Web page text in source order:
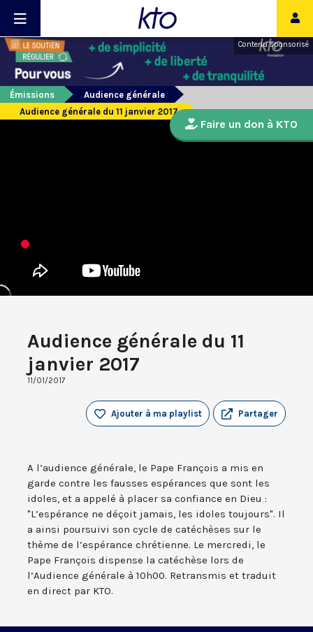
Contenu sponsorisé
Émissions
Audience générale
Audience générale du 11 janvier 2017
Audience générale du 11
janvier 2017
11/01/2017
Partager
Ajouter à ma playlist
A l’audience générale, le Pape François a mis en
garde contre les fausses espérances que sont les
idoles, et a appelé à placer sa confiance en Dieu :
"L’espérance ne déçoit jamais, les idoles toujours". Il
a ainsi poursuivi son cycle de catéchèses sur le
thème de l’espérance chrétienne. Le mercredi, le
Pape François dispense la catéchèse lors de
l’Audience générale à 10h00. Retransmis et traduit
en direct par KTO.
Faire un don à KTO